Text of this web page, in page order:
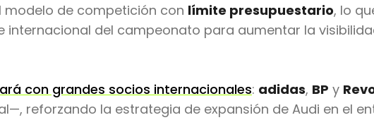
de competición con límite presupuestario, lo
internacional del campeonato para aumentar la
con grandes socios internacionales: adidas, BP y
reforzando la estrategia de expansión de Audi en el